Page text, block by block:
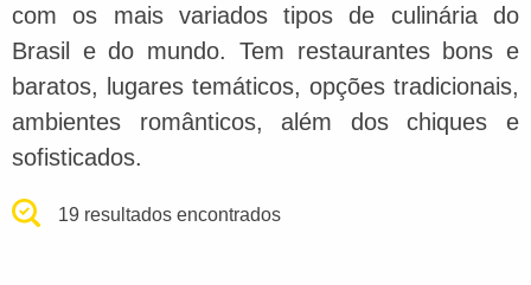
com os mais variados tipos de culinária do
Brasil e do mundo. Tem restaurantes bons e
baratos, lugares temáticos, opções tradicionais,
ambientes românticos, além dos chiques e
sofisticados.
19 resultados encontrados